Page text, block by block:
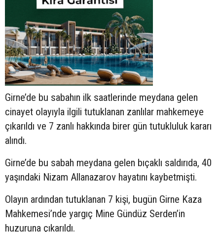
Girne’de bu sabahın ilk saatlerinde meydana gelen
cinayet olayıyla ilgili tutuklanan zanlılar mahkemeye
çıkarıldı ve 7 zanlı hakkında birer gün tutukluluk kararı
alındı.
Girne’de bu sabah meydana gelen bıçaklı saldırıda, 40
yaşındaki Nizam Allanazarov hayatını kaybetmişti.
Olayın ardından tutuklanan 7 kişi, bugün Girne Kaza
Mahkemesi’nde yargıç Mine Gündüz Serden’in
huzuruna çıkarıldı.